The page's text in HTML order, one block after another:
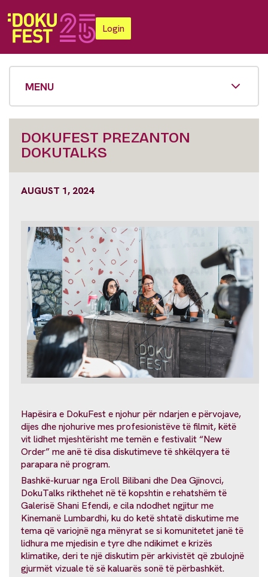
Login
MENU
DOKUFEST PREZANTON
DOKUTALKS
AUGUST 1, 2024
Hapësira e DokuFest e njohur për ndarjen e përvojave,
dijes dhe njohurive mes profesionistëve të filmit, këtë
vit lidhet mjeshtërisht me temën e festivalit “New
Order” me anë të disa diskutimeve të shkëlqyera të
parapara në program.
Bashkë-kuruar nga Eroll Bilibani dhe Dea Gjinovci,
DokuTalks rikthehet në të kopshtin e rehatshëm të
Galerisë Shani Efendi, e cila ndodhet ngjitur me
Kinemanë Lumbardhi, ku do ketë shtatë diskutime me
tema që variojnë nga mënyrat se si komunitetet janë të
lidhura me mjedisin e tyre dhe ndikimet e krizës
klimatike, deri te një diskutim për arkivistët që zbulojnë
gjurmët vizuale të së kaluarës sonë të përbashkët.